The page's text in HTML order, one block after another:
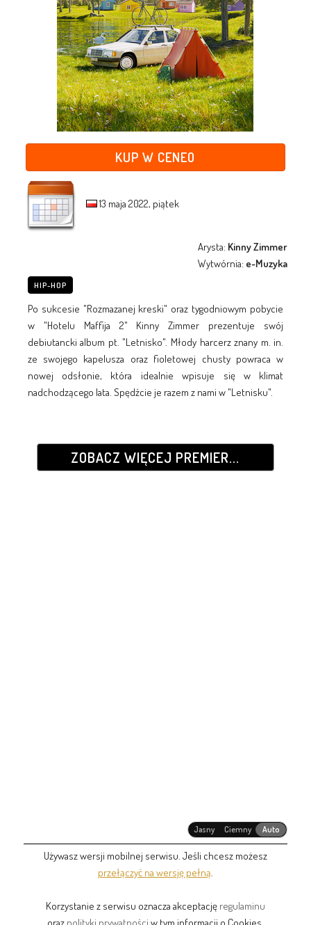
KUP W CENEO
13 maja 2022, piątek
Arysta: Kinny Zimmer
Wytwórnia: e-Muzyka
HIP-HOP
Po sukcesie "Rozmazanej kreski" oraz tygodniowym pobycie
w "Hotelu Maffija 2" Kinny Zimmer prezentuje swój
debiutancki album pt. "Letnisko". Młody harcerz znany m. in.
ze swojego kapelusza oraz fioletowej chusty powraca w
nowej odsłonie, która idealnie wpisuje się w klimat
nadchodzącego lata. Spędźcie je razem z nami w "Letnisku".
ZOBACZ WIĘCEJ PREMIER...
Jasny Ciemny Auto
Używasz wersji mobilnej serwisu. Jeśli chcesz możesz
przełączyć na wersję pełną
Korzystanie z serwisu oznacza akceptację regulaminu
oraz polityki prywatności w tym informacji o Cookies.